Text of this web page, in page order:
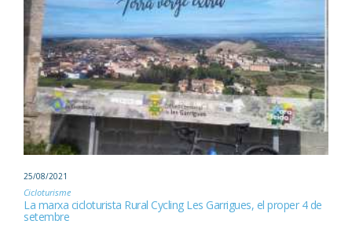
25/08/2021
Cicloturisme
La marxa cicloturista Rural Cycling Les Garrigues, el proper 4 de
setembre